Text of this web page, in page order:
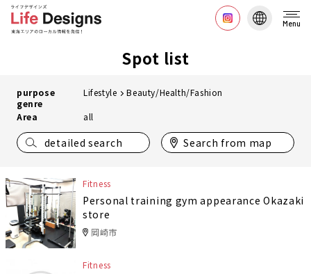
Menu
Spot list
purpose
genre
Lifestyle Beauty/Health/Fashion
Area all
detailed search Search from map
Fitness
Personal training gym appearance Okazaki
store
岡崎市
Fitness